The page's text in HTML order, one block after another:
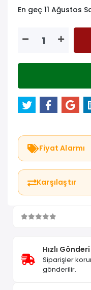
En geç 11 Ağustos
Fiyat Alarmı
Karşılaştır
Hızlı Gönderi
Siparişler
gönderilir.